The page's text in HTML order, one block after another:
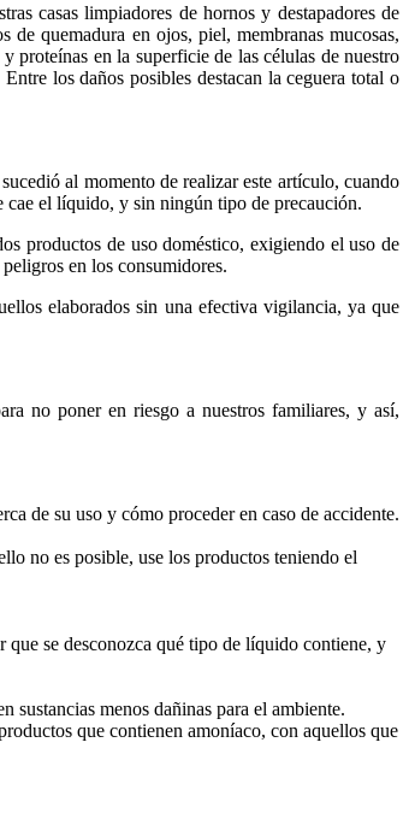
casas limpiadores de hornos y destapadores de
quemadura en ojos, piel, membranas mucosas,
proteínas en la superficie de las células de nuestro
los daños posibles destacan la ceguera total o
al momento de realizar este artículo, cuando
cae el líquido, y sin ningún tipo de precaución.
productos de uso doméstico, exigiendo el uso de
en los consumidores.
elaborados sin una efectiva vigilancia, ya que
no poner en riesgo a nuestros familiares, y así,
de su uso y cómo proceder en caso de accidente.
no es posible, use los productos teniendo el
que se desconozca qué tipo de líquido contiene, y
sustancias menos dañinas para el ambiente.
que contienen amoníaco, con aquellos que